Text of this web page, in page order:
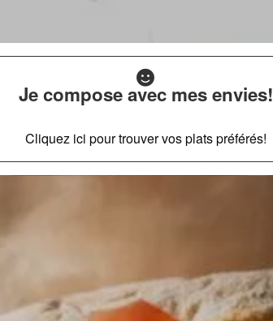
Je compose avec mes envies!
Cliquez ici pour trouver vos plats préférés!